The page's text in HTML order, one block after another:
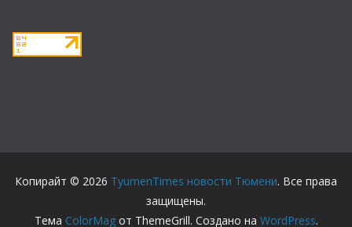
Копирайт © 2026 TyumenTimes новости Тюмени. Все права
защищены.
Тема ColorMagот ThemeGrill. Создано на WordPress.